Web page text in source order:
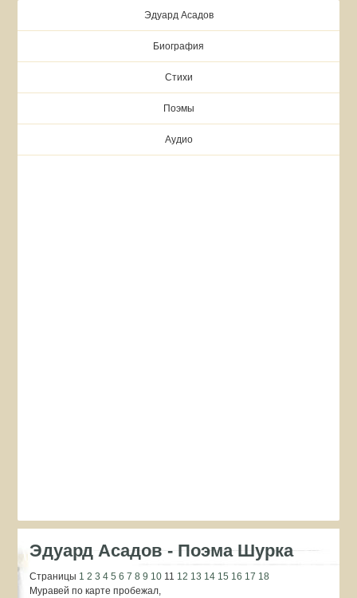
Эдуард Асадов
Биография
Стихи
Поэмы
Аудио
Эдуард Асадов - Поэма Шурка
Страницы 1 2 3 4 5 6 7 8 9 10 11 12 13 14 15 16 17 18
Муравей по карте пробежал,